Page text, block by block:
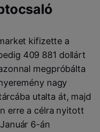
kifizette a
409 881 dollárt
megpróbálta
nagy
utalta át, majd
erre a célra nyitott
6-án